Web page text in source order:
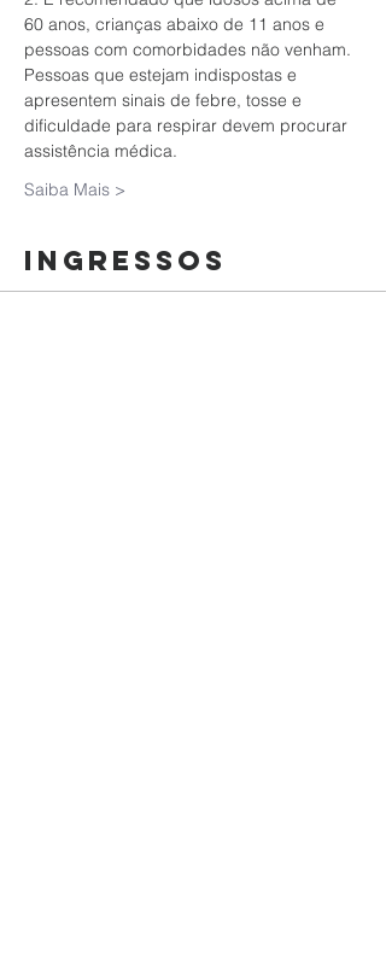
60 anos, crianças abaixo de 11 anos e
pessoas com comorbidades não venham.
Pessoas que estejam indispostas e
apresentem sinais de febre, tosse e
dificuldade para respirar devem procurar
assistência médica.
Saiba Mais >
Ingressos